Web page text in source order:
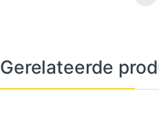
Gerelateerde